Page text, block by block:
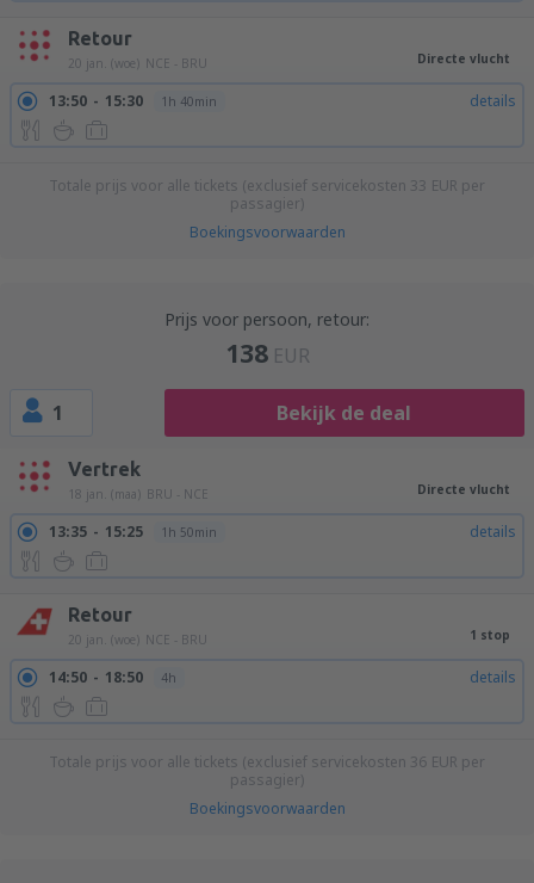
Retour
20 jan. (woe) NCE - BRU Directe vlucht
13:50 15:30 1h 40min details
Totale prijs voor alle tickets (exclusief servicekosten 33 EUR per
passagier)
Boekingsvoorwaarden
Prijs voor persoon, retour:
138 EUR
1 Bekijk de deal
Vertrek
18 jan. (maa) BRU - NCE Directe vlucht
13:35 15:25 1h 50min details
Retour
20 jan. (woe) NCE - BRU 1 stop
14:50 18:50 4h details
Totale prijs voor alle tickets (exclusief servicekosten 36 EUR per
passagier)
Boekingsvoorwaarden